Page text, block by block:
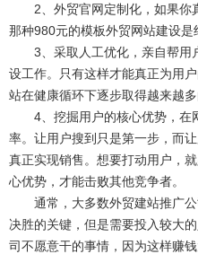
2、外贸官网定制化，如果你
那种980元的模板外贸网站建设是
3、采取人工优化，亲自帮用
设工作。只有这样才能真正为用
站在健康循环下逐步取得越来越
4、挖掘用户的核心优势，在
率。让用户搜到只是第一步，而
真正实现销售。想要打动用户，
心优势，才能击败其他竞争者。
通常，大多数外贸建站推广公
决胜的关键，但是需要投入较大
司不愿意干的事情，因为这样赚